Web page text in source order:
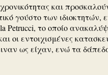
και
γούστο των
Petrucci, το οποίο
εντοιχισμένες
ως είχαν, ενώ τα